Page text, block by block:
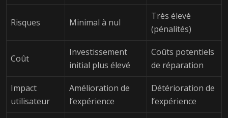
Risques Minimal à nul
Très élevé
(pénalités)
Coût
Investissement
initial plus élevé
Coûts potentiels
de réparation
Impact
utilisateur
Amélioration de
l’expérience
Détérioration de
l’expérience